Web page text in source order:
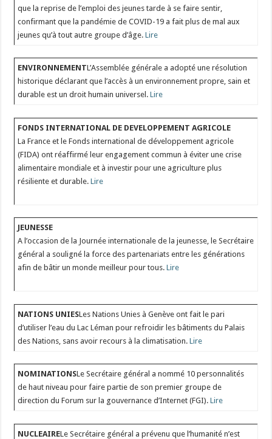
que la reprise de l’emploi des jeunes tarde à se faire sentir,
confirmant que la pandémie de COVID-19 a fait plus de mal aux
jeunes qu’à tout autre groupe d’âge.Lire
ENVIRONNEMENTL’Assemblée générale a adopté une résolution
historique déclarant que l’accès à un environnement propre, sain et
durable est un droit humain universel.Lire
FONDS INTERNATIONAL DE DEVELOPPEMENT AGRICOLE
La France et le Fonds international de développement agricole
(FIDA) ont réaffirmé leur engagement commun à éviter une crise
alimentaire mondiale et à investir pour une agriculture plus
résiliente et durable.Lire
JEUNESSE
A l’occasion de la Journée internationale de la jeunesse, le Secrétaire
général a souligné la force des partenariats entre les générations
afin de bâtir un monde meilleur pour tous.Lire
NATIONS UNIESLes Nations Unies à Genève ont fait le pari
d’utiliser l’eau du Lac Léman pour refroidir les bâtiments du Palais
des Nations, sans avoir recours à la climatisation.Lire
NOMINATIONSLe Secrétaire général a nommé 10 personnalités
de haut niveau pour faire partie de son premier groupe de
direction du Forum sur la gouvernance d’Internet (FGI).Lire
NUCLEAIRELe Secrétaire général a prévenu que l’humanité n’est